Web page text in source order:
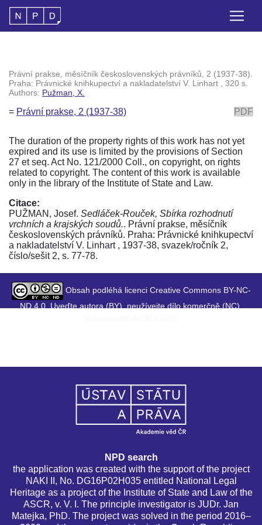
Právní prakse, měsíčník československých právníků, 2 (1937-38).
Praha: Právnické knihkupectví a nakladatelství V. Linhart , 320 s.
Authors: Pužman, X.
= Právní prakse, 2 (1937-38) PDF
The duration of the property rights of this work has not yet
expired and its use is limited by the provisions of Section
27 et seq. Act No. 121/2000 Coll., on copyright, on rights
related to copyright. The content of this work is available
only in the library of the Institute of State and Law.
Citace:
PUŽMAN, Josef. Sedláček-Rouček, Sbírka rozhodnutí
vrchních a krajských soudů.. Právní prakse, měsíčník
československých právníků. Praha: Právnické knihkupectví
a nakladatelství V. Linhart , 1937-38, svazek/ročník 2,
číslo/sešit 2, s. 77-78.
Obsah podléhá licenci Creative Commons BY-NC-
ND 4.0. Uveďte autora (BY), neužívejte dílo komerčně (NC),
NPD search
the application was created with the support of the project
NAKI II, No. DG16P02H035 entitled National Legal
Heritage as a project of the Institute of State and Law of the
ASCR, v. V. I. The principle investigator is JUDr. Jan
Matejka, PhD. The project was solved in the period 2016–